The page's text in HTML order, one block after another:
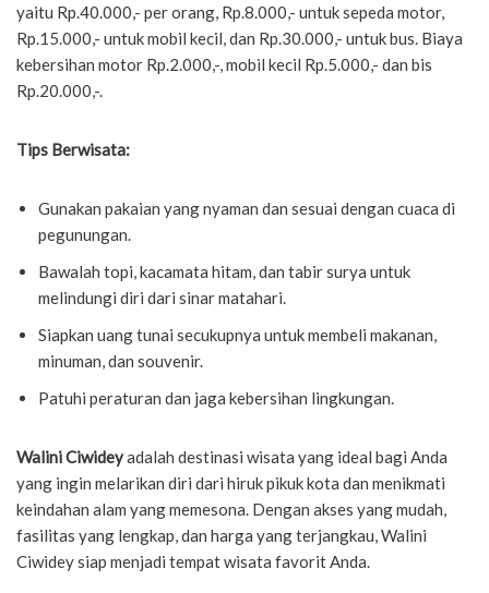
yaitu Rp.40.000,- per orang, Rp.8.000,- untuk sepeda motor,
Rp.15.000,- untuk mobil kecil, dan Rp.30.000,- untuk bus. Biaya
kebersihan motor Rp.2.000,-, mobil kecil Rp.5.000,- dan bis
Rp.20.000,-.
Tips Berwisata:
Gunakan pakaian yang nyaman dan sesuai dengan cuaca di
pegunungan.
Bawalah topi, kacamata hitam, dan tabir surya untuk
melindungi diri dari sinar matahari.
Siapkan uang tunai secukupnya untuk membeli makanan,
minuman, dan souvenir.
Patuhi peraturan dan jaga kebersihan lingkungan.
Walini Ciwideyadalah destinasi wisata yang ideal bagi Anda
yang ingin melarikan diri dari hiruk pikuk kota dan menikmati
keindahan alam yang memesona. Dengan akses yang mudah,
fasilitas yang lengkap, dan harga yang terjangkau, Walini
Ciwidey siap menjadi tempat wisata favorit Anda.